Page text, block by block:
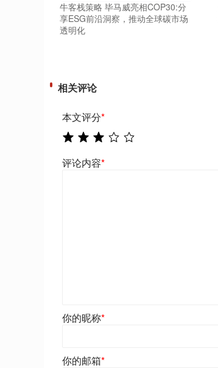
牛客栈策略 毕马威亮相COP30:分
享ESG前沿洞察，推动全球碳市场
透明化
相关评论
本文评分*
评论内容*
你的昵称*
你的邮箱*